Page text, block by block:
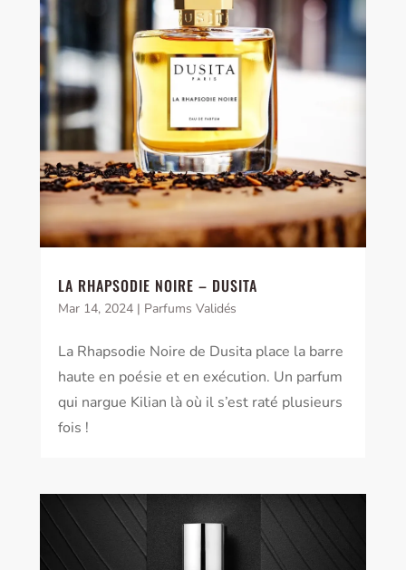
LA RHAPSODIE NOIRE – DUSITA
Mar 14, 2024| Parfums Validés
La Rhapsodie Noire de Dusita place la barre
haute en poésie et en exécution. Un parfum
qui nargue Kilian là où il s’est raté plusieurs
fois !